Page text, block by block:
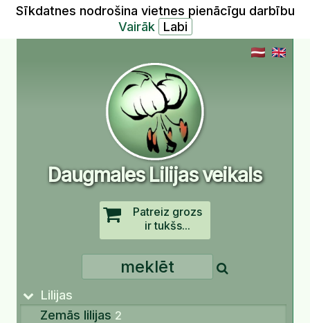
Sīkdatnes nodrošina vietnes pienācīgu darbību
Vairāk
Daugmales Lilijas veikals
Patreiz grozs
ir tukšs...
Lilijas
Zemās lilijas 2